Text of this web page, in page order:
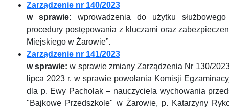
Zarządzenie nr 140/2023
w sprawie: wprowadzenia do użytku
procedury postępowania z kluczami oraz
Miejskiego w Żarowie”.
Zarządzenie nr 141/2023
w sprawie:w sprawie zmiany Zarządzenia Nr 130/
lipca 2023 r. w sprawie powołania Komisji
dla p. Ewy Pacholak – nauczyciela wychowania
"Bajkowe Przedszkole" w Żarowie, p. Katarzyny